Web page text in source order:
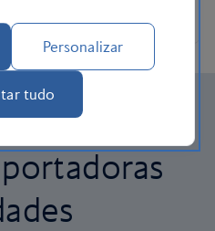
locomoção
Personalizar
tudo